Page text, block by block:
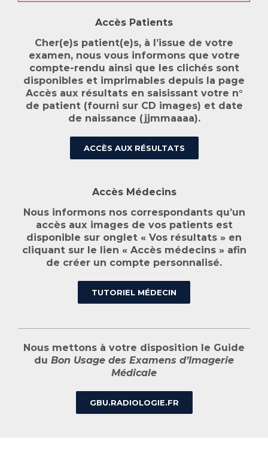
Accès Patients
Cher(e)s patient(e)s, à l’issue de votre
examen, nous vous informons que votre
compte-rendu ainsi que les clichés sont
disponibles et imprimables depuis la page
Accès aux résultats en saisissant votre n°
de patient (fourni sur CD images) et date
de naissance (jjmmaaaa).
ACCÈS AUX RÉSULTATS
Accès Médecins
Nous informons nos correspondants qu’un
accès aux images de vos patients est
disponible sur onglet « Vos résultats » en
cliquant sur le lien « Accès médecins » afin
de créer un compte personnalisé.
TUTORIEL MÉDECIN
Nous mettons à votre disposition le Guide
du Bon Usage des Examens d’Imagerie
Médicale
GBU.RADIOLOGIE.FR